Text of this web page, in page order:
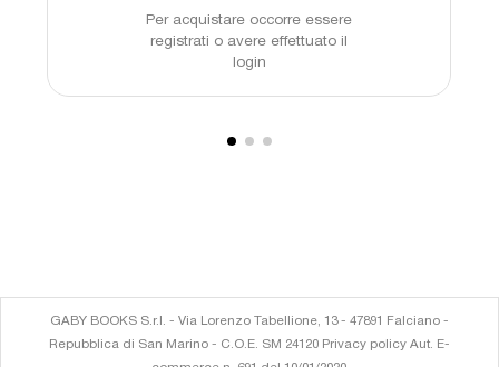
Per acquistare occorre essere
registrati o avere effettuato il
login
GABY BOOKS S.r.l. - Via Lorenzo Tabellione, 13 - 47891 Falciano -
Repubblica di San Marino - C.O.E. SM 24120 Privacy policy Aut. E-